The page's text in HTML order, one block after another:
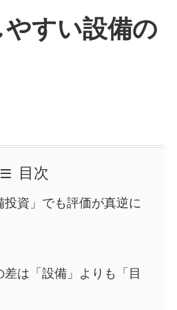
やすい設備の
目次
投資」でも評価が真逆に
は「設備」よりも「目